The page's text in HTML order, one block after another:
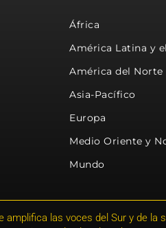
África
América Latina y
América del Norte
Asia-Pacífico
Europa
Medio Oriente y
Mundo
las voces del Sur y de la